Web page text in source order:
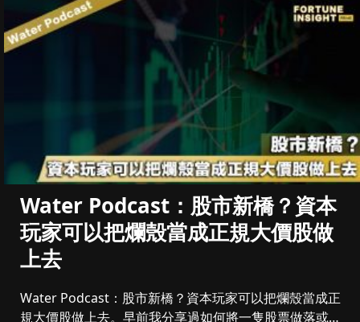
Water Podcast：股市新橋？資本
玩家可以把爛殼當成正規大價股做
上去
Water Podcast：股市新橋？資本玩家可以把爛殼當成正
規大價股做上去。早前我分享過如何將一隻股票做落或做